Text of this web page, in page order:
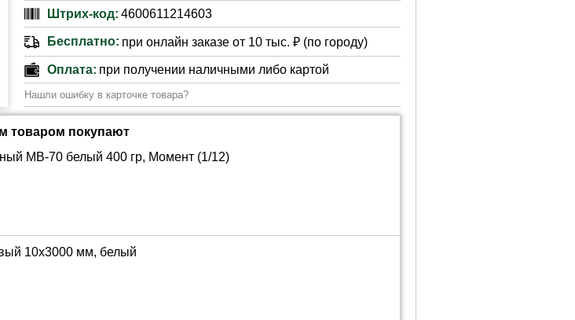
Штрих-код: 4600611214603
Бесплатно: при онлайн заказе от 10 тыс. ₽ (по городу)
Оплата: при получении наличными либо картой
Нашли ошибку в карточке товара?
товаром покупают
МВ-70 белый 400 гр, Момент (1/12)
10х3000 мм, белый